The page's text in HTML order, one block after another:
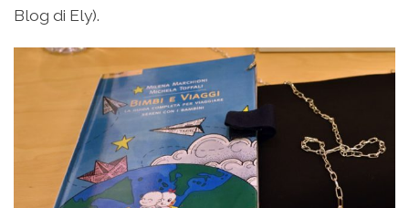
Blog di Ely).